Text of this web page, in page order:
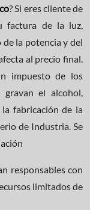
? Si eres cliente de
factura de la luz,
la potencia y del
al precio final.
impuesto de los
gravan el alcohol,
fabricación de la
de Industria. Se
responsables con
limitados de